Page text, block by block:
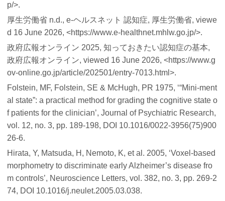
p/>.
厚生労働省 n.d.,e-ヘルスネット 認知症, 厚生労働省, viewe
d 16 June 2026, <https://www.e-healthnet.mhlw.go.jp/>.
政府広報オンライン 2025,知っておきたい認知症の基本,
政府広報オンライン, viewed 16 June 2026, <https://www.g
ov-online.go.jp/article/202501/entry-7013.html>.
Folstein, MF, Folstein, SE & McHugh, PR 1975, ‘“Mini-ment
al state”: a practical method for grading the cognitive state o
f patients for the clinician’,Journal of Psychiatric Research,
vol. 12, no. 3, pp. 189-198, DOI 10.1016/0022-3956(75)900
26-6.
Hirata, Y, Matsuda, H, Nemoto, K, et al. 2005, ‘Voxel-based
morphometry to discriminate early Alzheimer’s disease fro
m controls’, Neuroscience Letters, vol. 382, no. 3, pp. 269-2
74, DOI 10.1016/j.neulet.2005.03.038.